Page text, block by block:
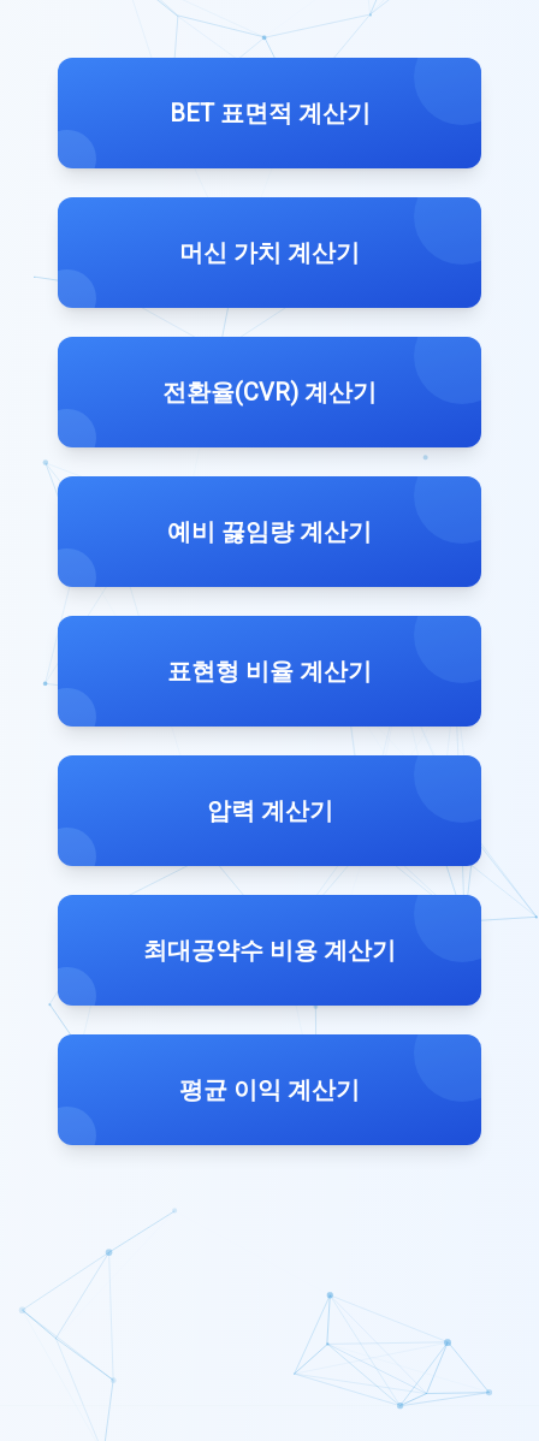
BET 표면적 계산기
머신 가치 계산기
전환율(CVR) 계산기
예비 끓임량 계산기
표현형 비율 계산기
압력 계산기
최대공약수 비용 계산기
평균 이익 계산기